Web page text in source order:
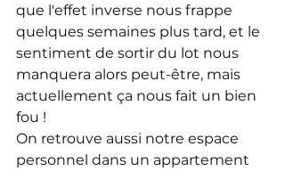
que l'effet inverse nous frappe
quelques semaines plus tard, et le
sentiment de sortir du lot nous
manquera alors peut-être, mais
actuellement ça nous fait un bien
fou !
On retrouve aussi notre espace
personnel dans un appartement